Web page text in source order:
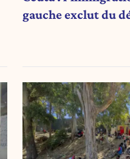
gauche exclut du